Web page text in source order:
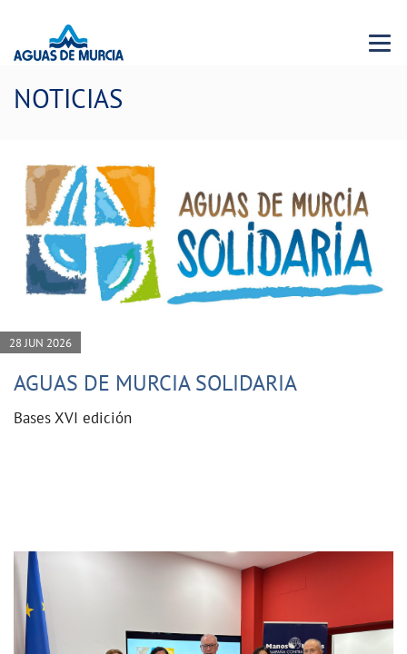
Menu
NOTICIAS
28 JUN 2026
AGUAS DE MURCIA SOLIDARIA
Bases XVI edición